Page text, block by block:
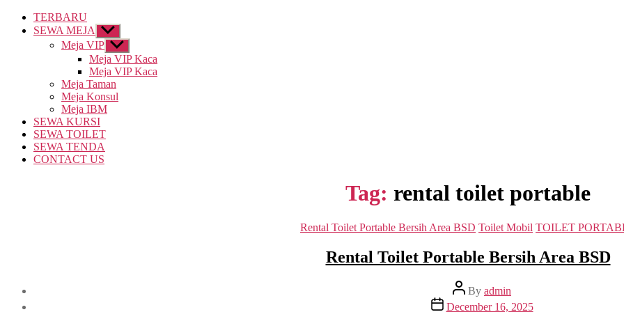
TERBARU
SEWA MEJA
Show
sub
menu
Meja VIP Show
sub
menu
Meja VIP Kaca
Meja VIP Kaca
Meja Taman
Meja Konsul
Meja IBM
SEWA KURSI
SEWA TOILET
SEWA TENDA
CONTACT US
Tag: rental toilet portable
Categories
Rental Toilet Portable Bersih Area BSD Toilet Mobil TOILET
Rental Toilet Portable Bersih Area BSD
Post
author
By admin
PostDecember 16, 2025